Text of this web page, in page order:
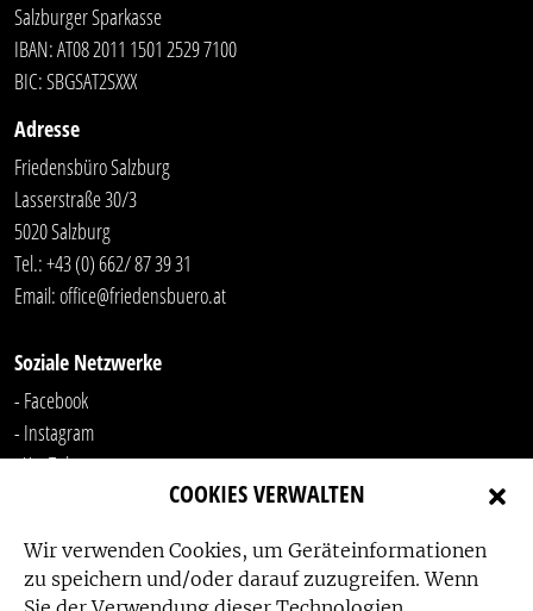
COOKIES VERWALTEN
Wir verwenden Cookies, um Geräteinformationen
zu speichern und/oder darauf zuzugreifen. Wenn
Salzburger Sparkasse
IBAN: AT08 2011 1501 2529 7100
BIC: SBGSAT2SXXX
Adresse
Friedensbüro Salzburg
Lasserstraße 30/3
5020 Salzburg
Tel.:+43 (0) 662/ 87 39 31
Email:office@friedensbuero.at
Soziale Netzwerke
- Facebook
- Instagram
- YouTube